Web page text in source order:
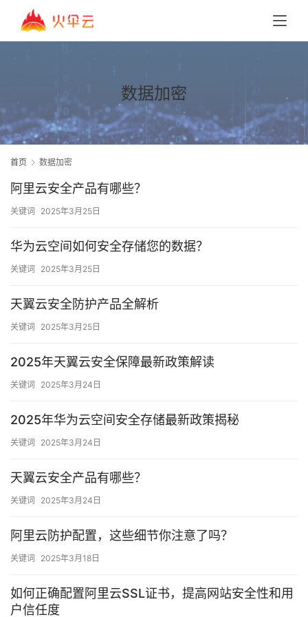
数据加密
首页 数据加密
阿里云安全产品有哪些？
关键词 2025年3月25日
华为云空间如何安全存储您的数据？
关键词 2025年3月25日
天翼云安全防护产品全解析
关键词 2025年3月25日
2025年天翼云安全保障最新政策解读
关键词 2025年3月24日
2025年华为云空间安全存储最新政策揭秘
关键词 2025年3月24日
天翼云安全产品有哪些？
关键词 2025年3月24日
阿里云防护配置，这些细节你注意了吗？
关键词 2025年3月18日
如何正确配置阿里云SSL证书，提高网站安全性和用
户信任度